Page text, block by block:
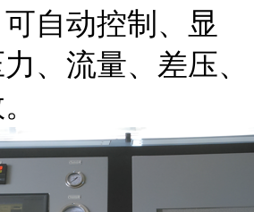
自动控制、显
、流量、差压、